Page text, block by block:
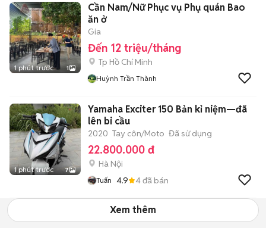
1 phút trước 1
Cần Nam/Nữ Phục vụ Phụ quán Bao
ăn ở
Gia
Đến 12 triệu/tháng
Tp Hồ Chí Minh
Huỳnh Trần Thành
1 phút trước 7
Yamaha Exciter 150 Bản kỉ niệm—đã
lên bi cầu
2020 Tay côn/Moto Đã sử dụng
22.800.000 đ
Hà Nội
Tuấn 4.9 4đã bán
Xem thêm